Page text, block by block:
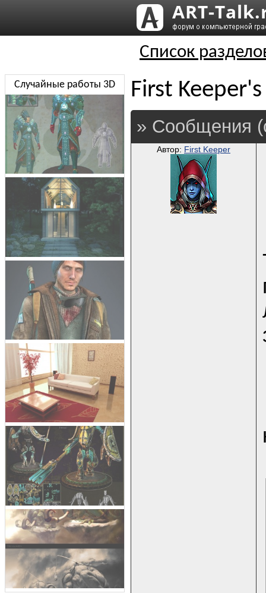
Список
First
» Сообщения
Автор: First Keeper
Случайные работы 3D